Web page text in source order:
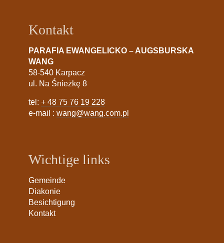
Kontakt
PARAFIA EWANGELICKO – AUGSBURSKA
WANG
58-540 Karpacz
ul. Na Śnieżkę 8
tel: + 48 75 76 19 228
e-mail : wang@wang.com.pl
Wichtige links
Gemeinde
Diakonie
Besichtigung
Kontakt